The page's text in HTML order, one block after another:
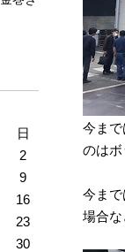
日
2
9
16
23
30
今ま
のは
今ま
場合